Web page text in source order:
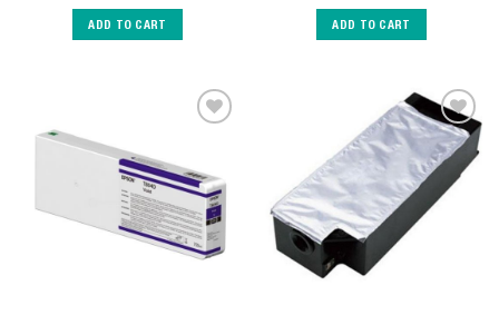
ADD TO CART ADD TO CART
Add to
Wishlist